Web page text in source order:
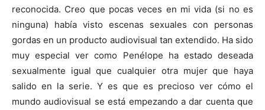
reconocida. Creo que pocas veces en mi vida (si no es
ninguna) había visto escenas sexuales con personas
gordas en un producto audiovisual tan extendido. Ha sido
muy especial ver como Penélope ha estado deseada
sexualmente igual que cualquier otra mujer que haya
salido en la serie. Y es que es precioso ver cómo el
mundo audiovisual se está empezando a dar cuenta que